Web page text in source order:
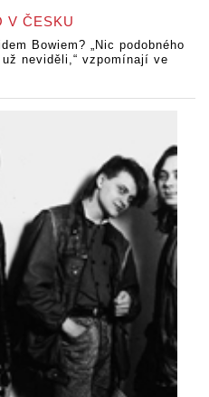
V ČESKU
Bowiem? „Nic podobného
neviděli,“ vzpomínají ve